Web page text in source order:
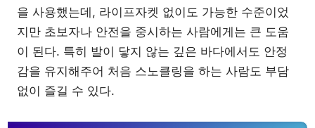
을 사용했는데, 라이프자켓 없이도 가능한 수준이었
지만 초보자나 안전을 중시하는 사람에게는 큰 도움
이 된다. 특히 발이 닿지 않는 깊은 바다에서도 안정
감을 유지해주어 처음 스노클링을 하는 사람도 부담
없이 즐길 수 있다.